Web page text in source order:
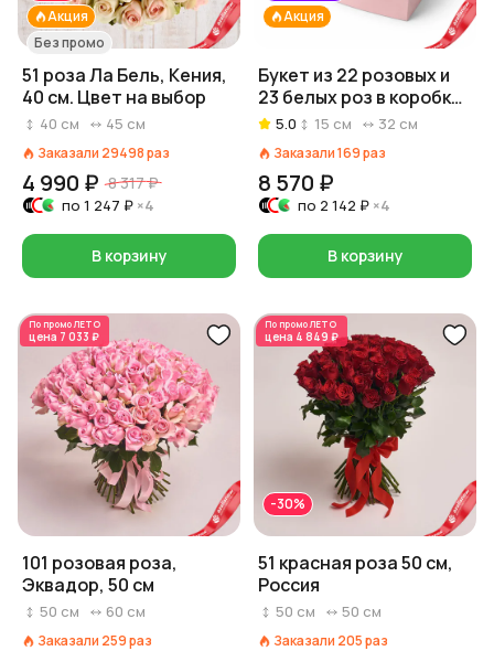
Акция
Без промо
51 роза Ла Бель, Кения,
40 см. Цвет на выбор
40 см 45 см
Заказали 29498раз
4 990 ₽ 8 317 ₽
по 1 247 ₽ ×4
В корзину
Акция
Букет из 22 розовых и
23 белых роз в коробке
в форме сердца
5.0 15 см 32 см
Заказали169раз
8 570 ₽
по 2 142 ₽ ×4
В корзину
По промоЛЕТО
цена 7 033 ₽
101 розовая роза,
Эквадор, 50 см
50 см 60 см
Заказали 259раз
По промоЛЕТО
цена 4 849 ₽
-30%
51 красная роза 50 см,
Россия
50 см 50 см
Заказали 205раз